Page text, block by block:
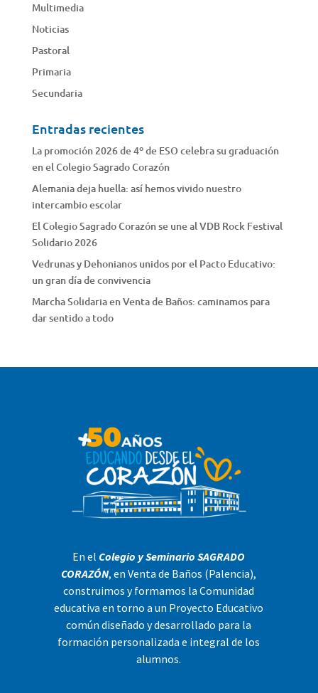
Multimedia
Noticias
Pastoral
Primaria
Secundaria
Entradas recientes
La promoción 2026 de 4º de ESO celebra su graduación
en el Colegio Sagrado Corazón
Alemania deja huella: así hemos vivido nuestro
intercambio escolar
El Colegio Sagrado Corazón se une al VDB Rock Festival
Solidario 2026
Vedrunas y Dehonianos unidos por el Pacto Educativo:
un gran día de convivencia
Marcha Solidaria en Venta de Baños: caminamos para
dar sentido a todo
En el Colegio y Seminario SAGRADO
CORAZÓN, en Venta de Baños (Palencia),
construimos y formamos la Comunidad
educativa en torno a un Proyecto Educativo
común diseñado y desarrollado para la
formación personalizada e integral de los
alumnos.